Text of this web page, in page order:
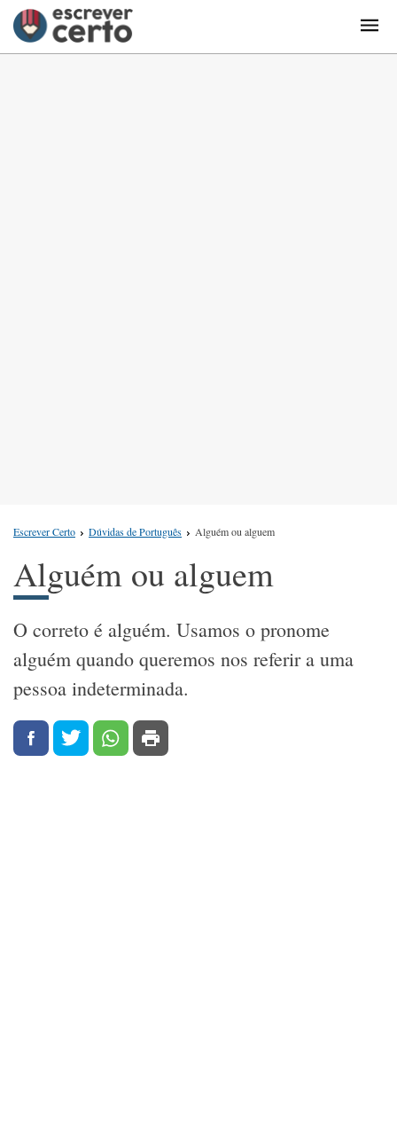
Escrever Certo Dúvidas de Português Alguém ou alguem
Alguém ou alguem
O correto é alguém. Usamos o pronome
alguém quando queremos nos referir a uma
pessoa indeterminada.